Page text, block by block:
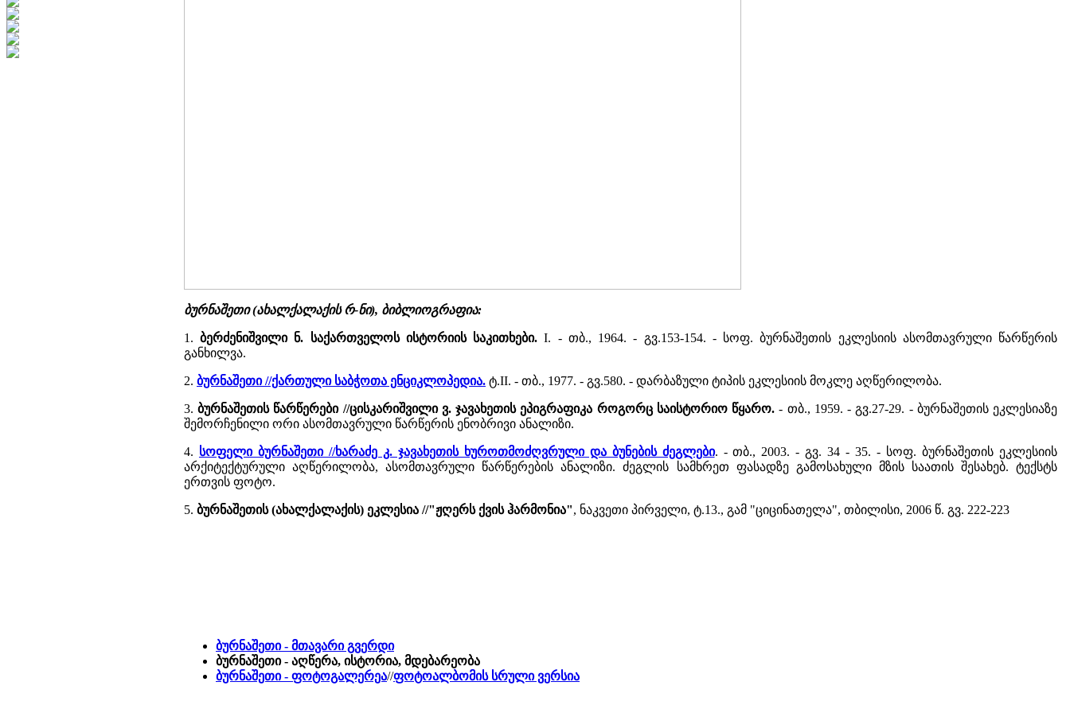
ბურნაშეთი (ახალქალაქის რ-ნი), ბიბლიოგრაფია:
1.ბერძენიშვილი ნ. საქართველოს ისტორიის საკითხები.I. - თბ., 1964. - გვ.153-154. - სოფ. ბურნაშეთის ეკლესიის ასომთავრული წარწერის
განხილვა.
2. ბურნაშეთი //ქართული საბჭოთა ენციკლოპედია. ტ.II. - თბ., 1977. - გვ.580. - დარბაზული ტიპის ეკლესიის მოკლე აღწერილობა.
3.ბურნაშეთის წარწერები //ცისკარიშვილი ვ. ჯავახეთის ეპიგრაფიკა როგორც საისტორიო წყარო.- თბ., 1959. - გვ.27-29. - ბურნაშეთის ეკლესიაზე
შემორჩენილი ორი ასომთავრული წარწერის ენობრივი ანალიზი.
4. სოფელი ბურნაშეთი //ხარაძე კ. ჯავახეთის ხუროთმოძღვრული და ბუნების ძეგლები. - თბ., 2003. - გვ. 34 - 35. - სოფ. ბურნაშეთის ეკლესიის
არქიტექტურული აღწერილობა, ასომთავრული წარწერების ანალიზი. ძეგლის სამხრეთ ფასადზე გამოსახული მზის საათის შესახებ. ტექსტს
ერთვის ფოტო.
5. ბურნაშეთის (ახალქალაქის) ეკლესია //"ჟღერს ქვის ჰარმონია", ნაკვეთი პირველი, ტ.13., გამ "ციცინათელა", თბილისი, 2006 წ. გვ. 222-223
ბურნაშეთი - მთავარი გვერდი
ბურნაშეთი - აღწერა, ისტორია, მდებარეობა
ბურნაშეთი - ფოტოგალერეა//ფოტოალბომის სრული ვერსია